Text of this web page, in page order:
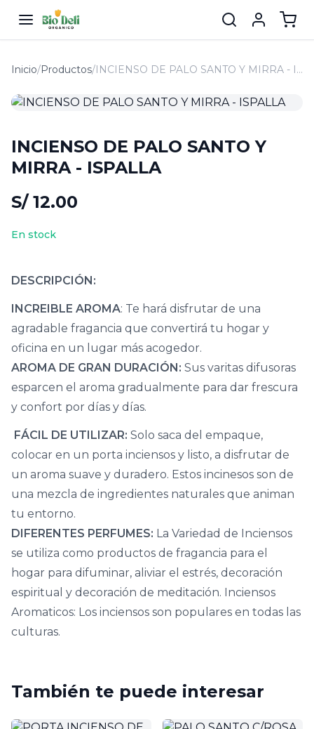
Inicio/Productos/ INCIENSO DE PALO SANTO Y MIRRA - ISPALLA
INCIENSO DE PALO SANTO Y
MIRRA - ISPALLA
S/ 12.00
En stock
DESCRIPCIÓN:
INCREIBLE AROMA: Te hará disfrutar de una
agradable fragancia que convertirá tu hogar y
oficina en un lugar más acogedor.
AROMA DE GRAN DURACIÓN: Sus varitas difusoras
esparcen el aroma gradualmente para dar frescura
y confort por días y días.
FÁCIL DE UTILIZAR: Solo saca del empaque,
colocar en un porta inciensos y listo, a disfrutar de
un aroma suave y duradero. Estos incinesos son de
una mezcla de ingredientes naturales que animan
tu entorno.
DIFERENTES PERFUMES: La Variedad de Inciensos
se utiliza como productos de fragancia para el
hogar para difuminar, aliviar el estrés, decoración
espiritual y decoración de meditación. Inciensos
Aromaticos: Los inciensos son populares en todas las
culturas.
También te puede interesar